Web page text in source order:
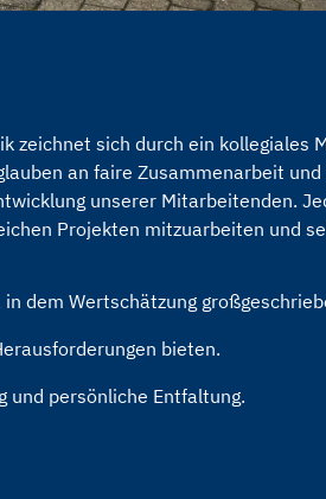
zeichnet sich durch ein kollegiales
an faire Zusammenarbeit
unserer Mitarbeitenden.
Projekten mitzuarbeiten und
dem Wertschätzung
bieten.
und persönliche Entfaltung.